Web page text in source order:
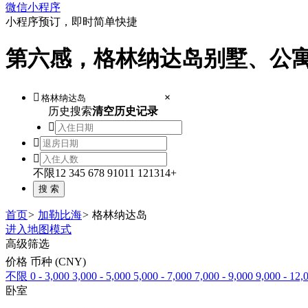
微信小程序
小程序预订，即时简单快捷
第六感，格林纳达岛别墅、公

×
历史搜索清空历史记录



不限1 2 345 678 91011 121314+
首页> 加勒比海> 格林纳达岛
进入地图模式
高级筛选
价格 币种 (CNY)
不限 0 - 3,000 3,000 - 5,000 5,000 - 7,000 7,000 - 9,000 9,000 -
卧室